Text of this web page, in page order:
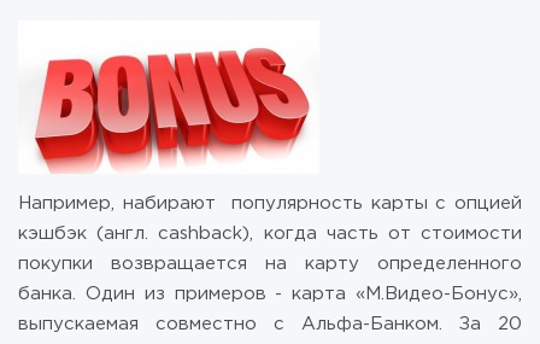
Например, набирают популярность карты с опцией
кэшбэк (англ. cashback), когда часть от стоимости
покупки возвращается на карту определенного
банка. Один из примеров - карта «М.Видео-Бонус»,
выпускаемая совместно с Альфа-Банком. За 20